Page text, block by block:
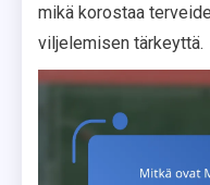
mikä korostaa
viljelemisen tärkeyttä.